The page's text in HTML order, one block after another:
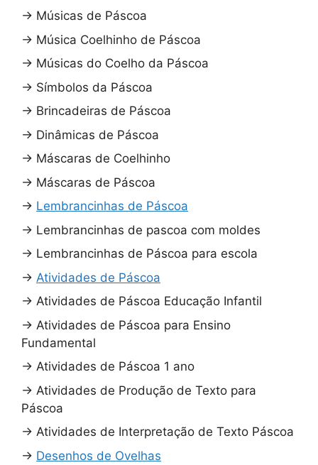
→ Músicas de Páscoa
→ Música Coelhinho de Páscoa
→ Músicas do Coelho da Páscoa
→ Símbolos da Páscoa
→ Brincadeiras de Páscoa
→ Dinâmicas de Páscoa
→ Máscaras de Coelhinho
→ Máscaras de Páscoa
→ Lembrancinhas de Páscoa
→ Lembrancinhas de pascoa com moldes
→ Lembrancinhas de Páscoa para escola
→ Atividades de Páscoa
→ Atividades de Páscoa Educação Infantil
→ Atividades de Páscoa para Ensino
Fundamental
→ Atividades de Páscoa 1 ano
→ Atividades de Produção de Texto para
Páscoa
→ Atividades de Interpretação de Texto Páscoa
→ Desenhos de Ovelhas